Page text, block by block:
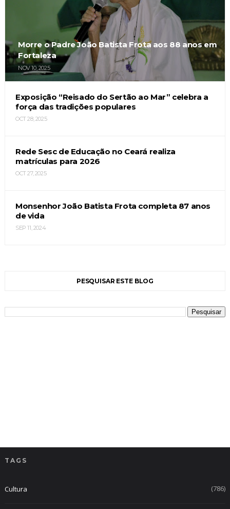
Morre o Padre João Batista Frota aos 88 anos em
Fortaleza
NOV 10, 2025
Exposição “Reisado do Sertão ao Mar” celebra a
força das tradições populares
OCT 28, 2025
Rede Sesc de Educação no Ceará realiza
matrículas para 2026
OCT 27, 2025
Monsenhor João Batista Frota completa 87 anos
de vida
SEP 11, 2024
PESQUISAR ESTE BLOG
TAGS
Cultura (786)